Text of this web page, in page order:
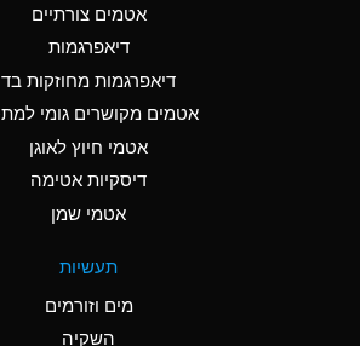
Ammonia Anhydrous
D
Ammonia Gas (cold)
D
Ammonia Gas (hot)
אטמים צורתיים
דיאפרגמות
דיאפרגמות מחוזקות בד
אטמים מקושרים גומי
אטמי חיוץ לאוגן
דיסקיות אטימה
אטמי שמן
תעשיות
מים וזורמים
השקיה